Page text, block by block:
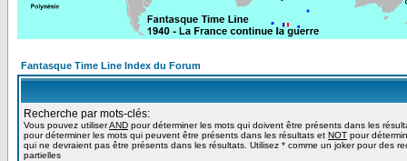
Fantasque Time Line Index du Forum
Recherche par mots-clés:
Vous pouvez utiliserAND pour déterminer les mots qui doivent être présents dans les
pour déterminer les mots qui peuvent être présents dans les résultats et NOT pour
qui ne devraient pas être présents dans les résultats. Utilisez * comme un joker pour des
partielles